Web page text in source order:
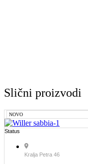
Slični proizvodi
NOVO
Status
Kralja Petra 46